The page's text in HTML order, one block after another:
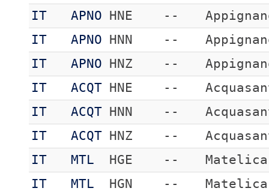
IT
APNO HNE --
IT
APNO HNN --
IT
APNO HNZ --
IT
ACQT HNE --
IT
ACQT HNN --
IT
ACQT HNZ --
IT
MTL HGE --
Matelica
IT
MTL HGN --
Matelica